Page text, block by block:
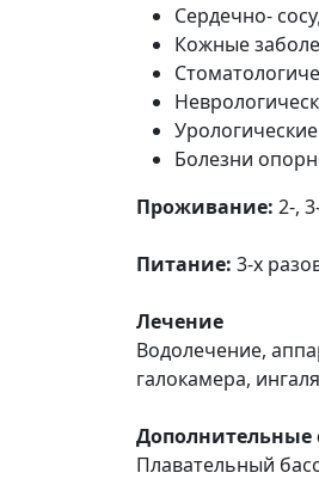
Сердечно-
Кожные
Болезни
Проживание: 2-,
Питание: 3-х
Лечение
Водолечение,
галокамера,
Дополнительные
Плавательный